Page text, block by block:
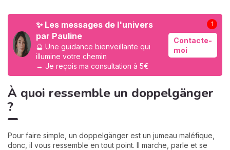
✨ Les messages de l'univers
par Pauline
🔮 Une guidance bienveillante qui
illumine votre chemin
→ Je reçois ma consultation à 5€
Contacte-
moi
1
À quoi ressemble un doppelgänger
?
Pour faire simple, un doppelgänger est un jumeau maléfique,
donc, il vous ressemble en tout point. Il marche, parle et se